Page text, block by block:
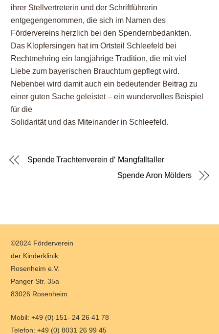
ihrer Stellvertreterin und der Schriftführerin
entgegengenommen, die sich im Namen des
Fördervereins herzlich bei den Spendernbedankten.
Das Klopfersingen hat im Ortsteil Schleefeld bei
Rechtmehring ein langjährige Tradition, die mit viel
Liebe zum bayerischen Brauchtum gepflegt wird.
Nebenbei wird damit auch ein bedeutender Beitrag zu
einer guten Sache geleistet – ein wundervolles Beispiel
für die
Solidarität und das Miteinander in Schleefeld.
Spende Trachtenverein d‘ Mangfalltaller
Spende Aron Mölders
To
Top
©2024 Förderverein
der Kinderklinik
Rosenheim e.V.
Panger Str. 35a
83026 Rosenheim
Mobil: +49 (0) 151- 24 26 41 78
Telefon: +49 (0) 8031 26 99 45